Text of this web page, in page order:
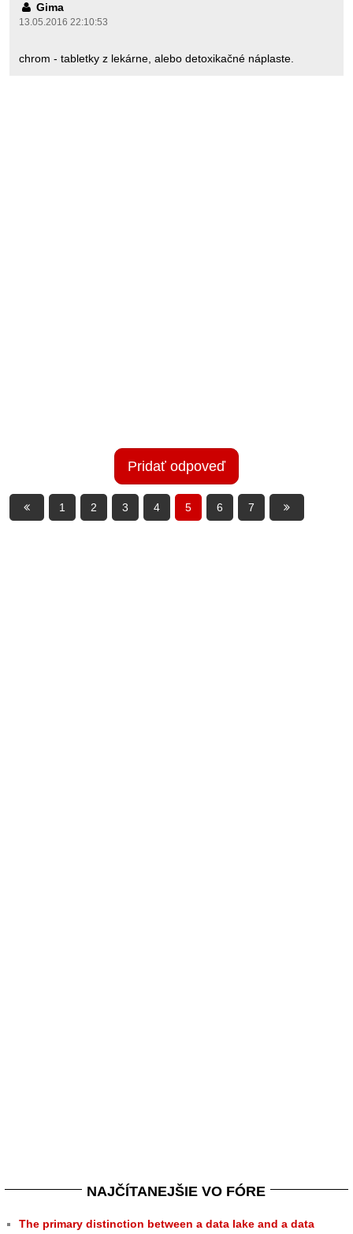
Gima
13.05.2016 22:10:53
chrom - tabletky z lekárne, alebo detoxikačné náplaste.
Pridať odpoveď
1 2 3 4 5 6 7
NAJČÍTANEJŠIE VO FÓRE
The primary distinction between a data lake and a data